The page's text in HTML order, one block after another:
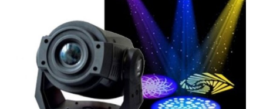
Φωτοβολταικά-
Ενέργεια
Gadgets